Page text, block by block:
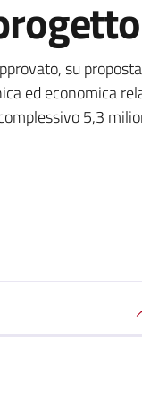
su
ed economica
5,3